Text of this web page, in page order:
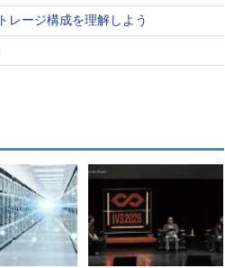
マシンの場合）。これは、選択
円）に、1カ月（4万4640分）と
レージ構成を理解しよう